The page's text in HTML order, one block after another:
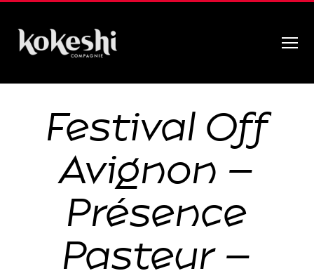
Kokeshi
Festival Off
Avignon –
Présence
Pasteur –